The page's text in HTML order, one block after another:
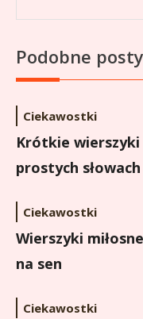
Podobne posty
Ciekawostki
Krótkie
prostych słowach
Ciekawostki
Wierszyki
na sen
Ciekawostki